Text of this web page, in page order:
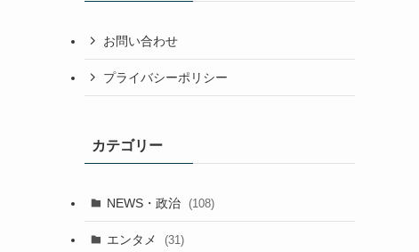
お問い合わせ
プライバシーポリシー
カテゴリー
NEWS・政治 (108)
エンタメ (31)